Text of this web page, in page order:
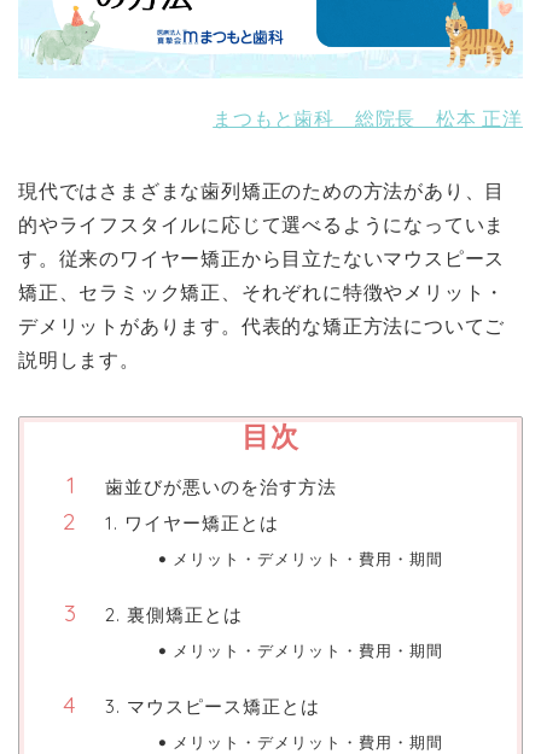
まつもと歯科 総院長 松本 正洋
現代ではさまざまな歯列矯正のための方法があり、目
的やライフスタイルに応じて選べるようになっていま
す。従来のワイヤー矯正から目立たないマウスピース
矯正、セラミック矯正、それぞれに特徴やメリット・
デメリットがあります。代表的な矯正方法についてご
説明します。
目次
歯並びが悪いのを治す方法
1. ワイヤー矯正とは
メリット・デメリット・費用・期間
2. 裏側矯正とは
メリット・デメリット・費用・期間
3. マウスピース矯正とは
メリット・デメリット・費用・期間